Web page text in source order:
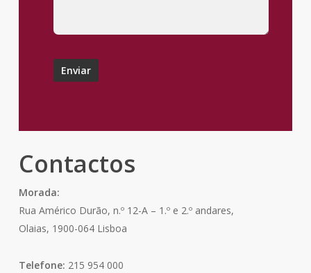
Contactos
Morada:
Rua Américo Durão, n.º 12-A – 1.º e 2.º andares,
Olaias, 1900-064 Lisboa
Telefone: 215 954 000